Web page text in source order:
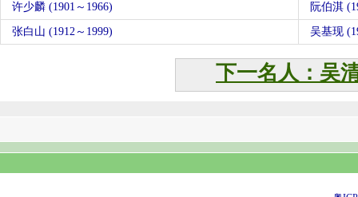
许少麟 (1901～1966) 阮伯淇
张白山 (1912～1999) 吴基现
下一名人：吴